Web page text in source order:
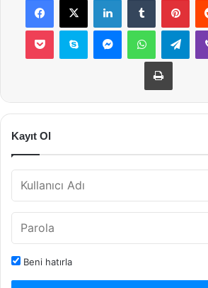
Pocket Skype MessengerWhatsApp
Yazdır
Kayıt Ol
Beni hatırla